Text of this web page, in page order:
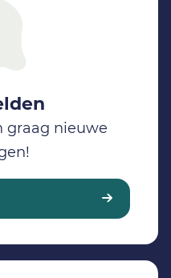
graag nieuwe